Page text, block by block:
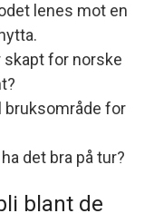
lenes mot en
skapt for norske
bruksområde for
det bra på tur?
blant de